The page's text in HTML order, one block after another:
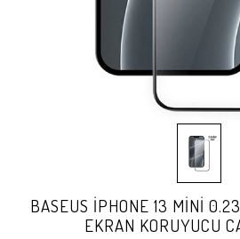
BASEUS İPHONE 13 MİNİ
EKRAN KORUYUCU